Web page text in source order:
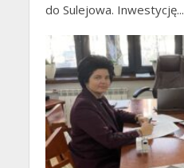
do Sulejowa. Inwestycję...